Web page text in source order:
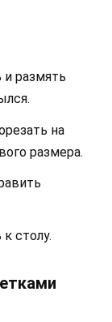
и размять
на
размера.
столу.